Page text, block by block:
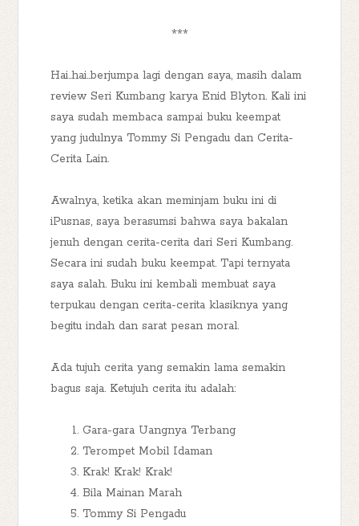
***
Hai..hai..berjumpa lagi dengan saya, masih dalam
review Seri Kumbang karya Enid Blyton. Kali ini
saya sudah membaca sampai buku keempat
yang judulnya Tommy Si Pengadu dan Cerita-
Cerita Lain.
Awalnya, ketika akan meminjam buku ini di
iPusnas, saya berasumsi bahwa saya bakalan
jenuh dengan cerita-cerita dari Seri Kumbang.
Secara ini sudah buku keempat. Tapi ternyata
saya salah. Buku ini kembali membuat saya
terpukau dengan cerita-cerita klasiknya yang
begitu indah dan sarat pesan moral.
Ada tujuh cerita yang semakin lama semakin
bagus saja. Ketujuh cerita itu adalah:
Gara-gara Uangnya Terbang
Terompet Mobil Idaman
Krak! Krak! Krak!
Bila Mainan Marah
Tommy Si Pengadu